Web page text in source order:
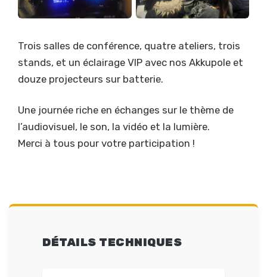
Trois salles de conférence, quatre ateliers, trois
stands, et un éclairage VIP avec nos Akkupole et
douze projecteurs sur batterie.
Une journée riche en échanges sur le thème de
l’audiovisuel, le son, la vidéo et la lumière.
Merci à tous pour votre participation !
DÉTAILS TECHNIQUES